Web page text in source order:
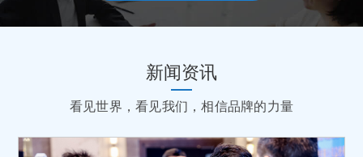
新闻资讯
看见世界，看见我们，相信品牌的力量